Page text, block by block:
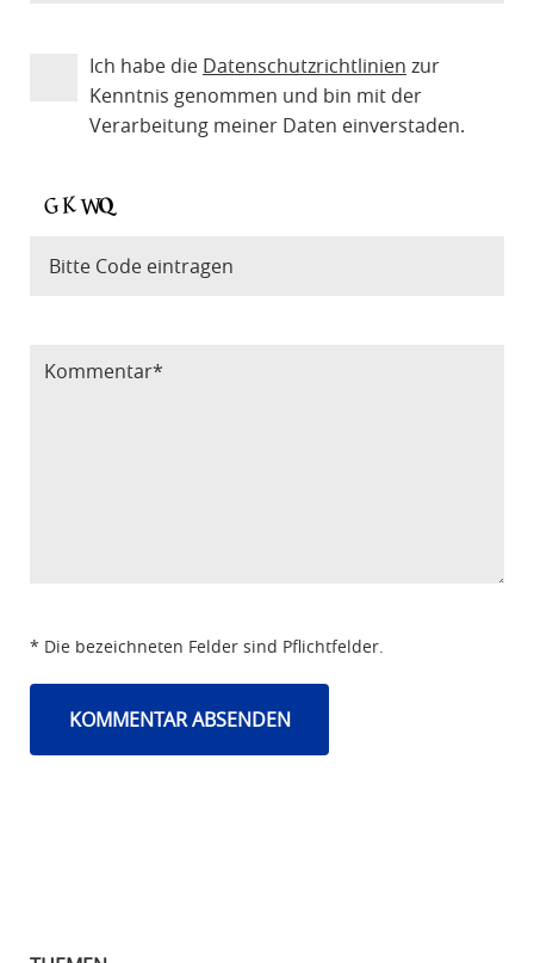
Ich habe die Datenschutzrichtlinien zur
Kenntnis genommen und bin mit der
Verarbeitung meiner Daten einverstaden.
* Die bezeichneten Felder sind Pflichtfelder.